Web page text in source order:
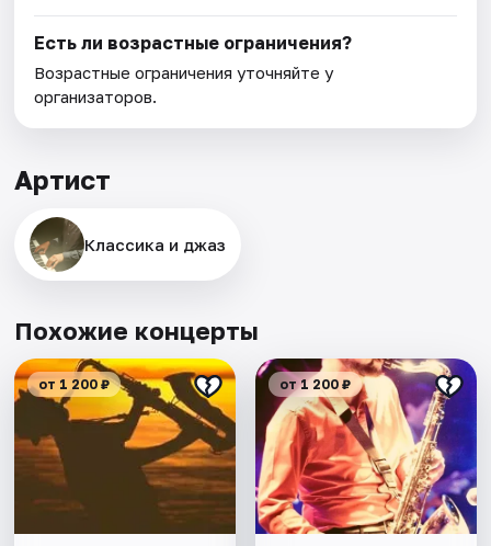
Есть ли возрастные ограничения?
Возрастные ограничения уточняйте у
организаторов.
Артист
Классика и джаз
Похожие концерты
от 1 200 ₽ от 1 200 ₽